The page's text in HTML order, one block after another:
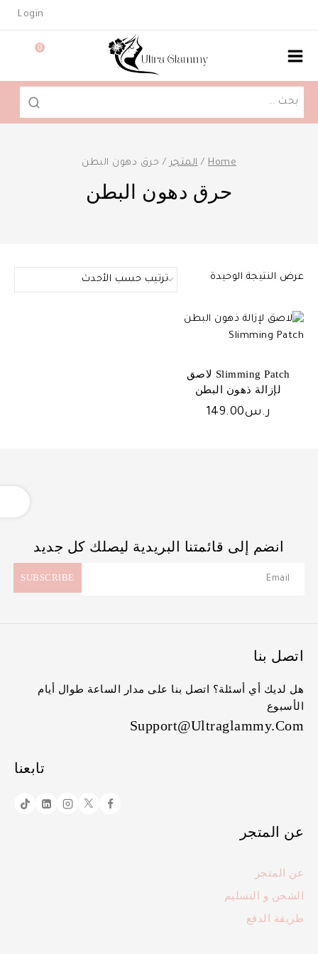
Login
0
البحث
Home
/ المتجر / حرق دهون البطن
حرق دهون البطن
عرض النتيجة الوحيدة
Slimming Patch لاصق
لإزالة ذهون البطن
ر.س149.00
انضم إلى قائمتنا البريدية ليصلك كل جديد
اتصل بنا
هل لديك أي أسئلة؟ اتصل بنا على مدار الساعة طوال أيام
الأسبوع
Support@ultraglammy.com
تابعنا
عن المتجر
عن المتجر
الشحن و التسليم
طريقة الدفع